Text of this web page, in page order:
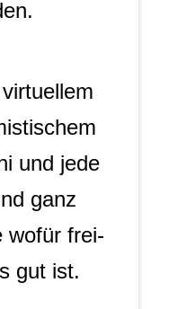
und jede
ganz
wofür frei­
gut ist.